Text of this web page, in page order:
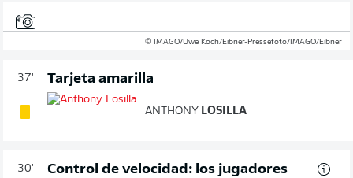
© IMAGO/Uwe Koch/Eibner-Pressefoto/IMAGO/Eibner
37' Tarjeta amarilla
ANTHONY LOSILLA
30'
Control de velocidad: los jugadores